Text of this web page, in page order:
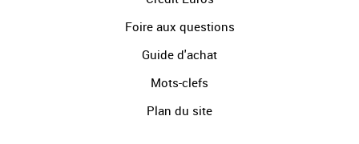
Foire aux questions
Guide d'achat
Mots-clefs
Plan du site